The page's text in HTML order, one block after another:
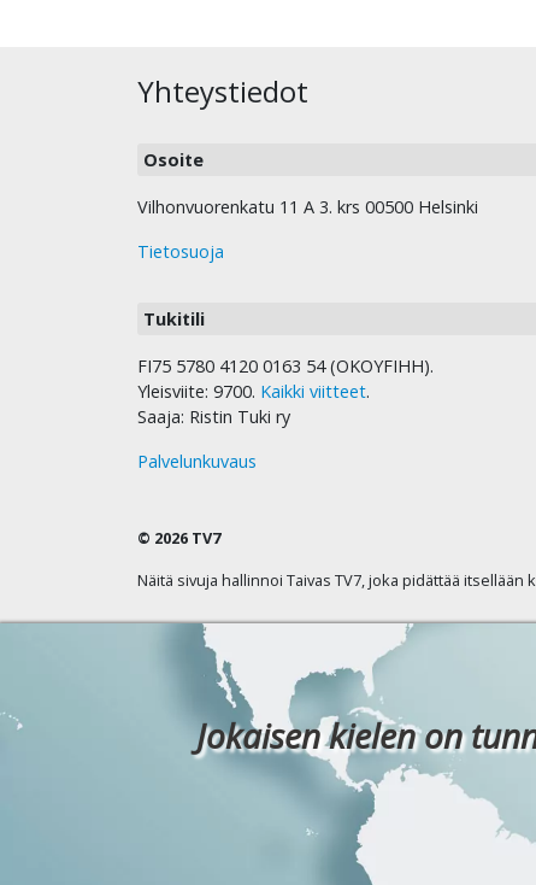
Yhteystiedot
Osoite
Vilhonvuorenkatu 11 A 3. krs 00500 Helsinki
Tietosuoja
Tukitili
FI75 5780 4120 0163 54 (OKOYFIHH).
Yleisviite: 9700. Kaikki viitteet.
Saaja: Ristin Tuki ry
Palvelunkuvaus
© 2026 TV7
Näitä sivuja hallinnoi Taivas TV7, joka pidättää
Jokaisen kielen on